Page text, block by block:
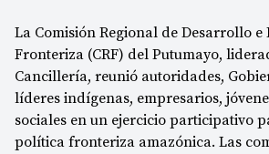
La Comisión Regional de Desarrollo
Fronteriza (CRF) del Putumayo,
Cancillería, reunió autoridades,
líderes indígenas, empresarios,
sociales en un ejercicio participativo
política fronteriza amazónica. Las